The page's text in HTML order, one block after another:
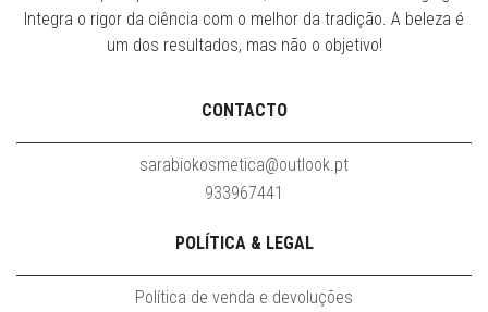
Integra o rigor da ciência com o melhor da tradição. A beleza é
um dos resultados, mas não o objetivo!
CONTACTO
sarabiokosmetica@outlook.pt
933967441
POLÍTICA & LEGAL
Política de venda e devoluções